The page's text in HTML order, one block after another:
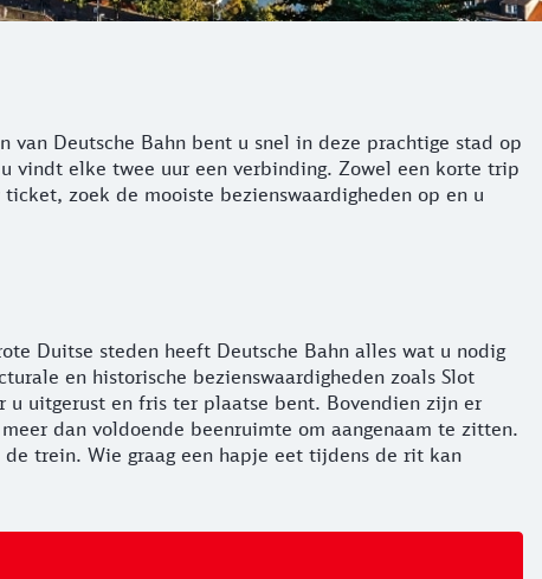
Deutsche Bahn bent u snel in deze prachtige stad op
vindt elke twee uur een verbinding. Zowel een korte trip
zoek de mooiste bezienswaardigheden op en u
Duitse steden heeft Deutsche Bahn alles wat u nodig
en historische bezienswaardigheden zoals Slot
uitgerust en fris ter plaatse bent. Bovendien zijn er
dan voldoende beenruimte om aangenaam te zitten.
trein. Wie graag een hapje eet tijdens de rit kan